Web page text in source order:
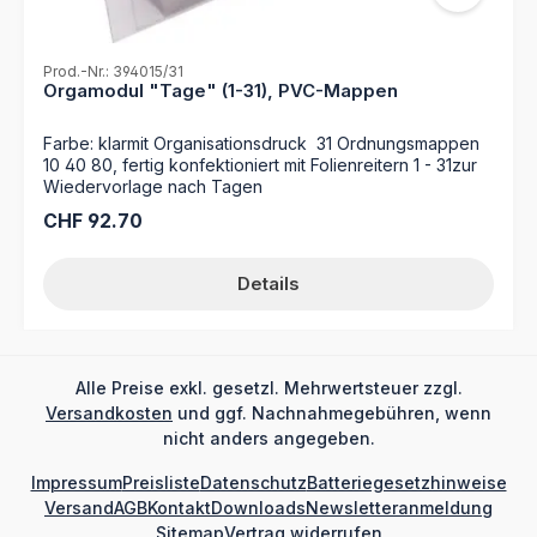
Prod.-Nr.: 394015/31
Orgamodul "Tage" (1-31), PVC-Mappen
Farbe: klarmit Organisationsdruck 31 Ordnungsmappen
10 40 80, fertig konfektioniert mit Folienreitern 1 - 31zur
Wiedervorlage nach Tagen
Regulärer Preis:
CHF 92.70
Details
Alle Preise exkl. gesetzl. Mehrwertsteuer zzgl.
Versandkosten und ggf. Nachnahmegebühren, wenn
nicht anders angegeben.
ImpressumPreislisteDatenschutzBatteriegesetzhinweise
VersandAGBKontaktDownloadsNewsletteranmeldung
SitemapVertrag widerrufen